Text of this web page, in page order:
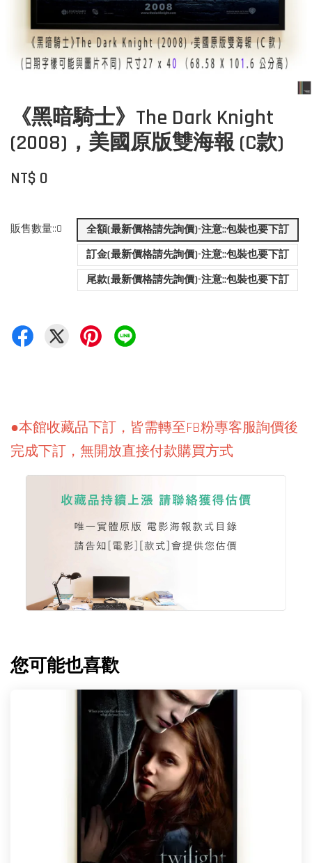
《黑暗騎士》The Dark Knight
(2008)，美國原版雙海報 (C款)
NT$ 0
販售數量::0
全額(最新價格請先詢價)-注意::包裝也要下訂
訂金(最新價格請先詢價)-注意::包裝也要下訂
尾款(最新價格請先詢價)-注意::包裝也要下訂
●本館收藏品下訂，皆需轉至FB粉專客服詢價後
完成下訂，無開放直接付款購買方式
您可能也喜歡